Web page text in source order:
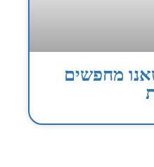
מחפשים